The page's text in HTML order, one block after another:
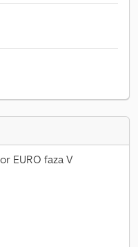
EURO faza V